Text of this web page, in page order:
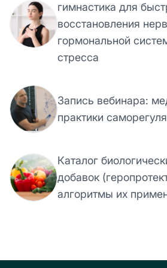
гимнастика для
восстановления
гормональной
стресса
Запись вебинара:
практики
Каталог
добавок
алгоритмы их